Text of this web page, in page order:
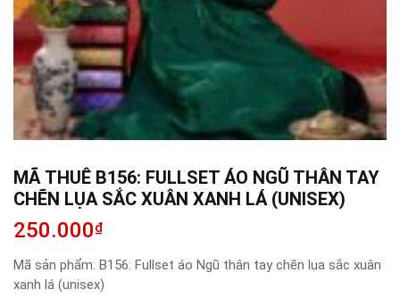
MÃ THUÊ B156: FULLSET ÁO NGŨ THÂN TAY
CHẼN LỤA SẮC XUÂN XANH LÁ (UNISEX)
250.000₫
Mã sản phẩm: B156: Fullset áo Ngũ thân tay chẽn lụa sắc xuân
xanh lá (unisex)